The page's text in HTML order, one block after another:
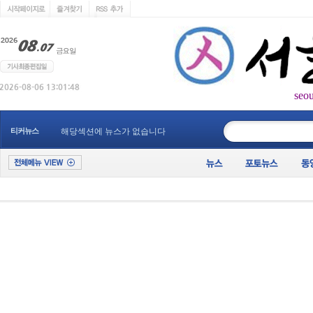
티커뉴스 해당섹션에 뉴스가 없습니다